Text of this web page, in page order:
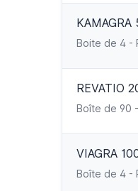
KAMAGRA
Boite de 4 -
REVATIO
Boîte de 90 -
VIAGRA
Boîte de 4 -